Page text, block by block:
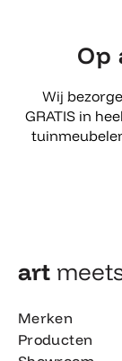
Op
Wij
GRATIS in
art
Merken
Producten